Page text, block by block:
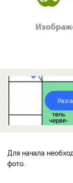
Для начала
фото.